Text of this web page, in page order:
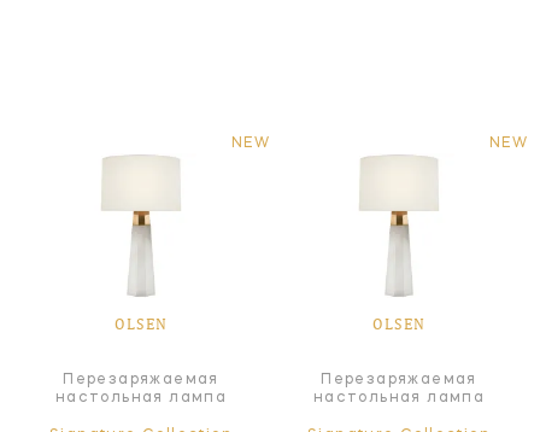
NEW
OLSEN
Перезаряжаемая
настольная лампа
NEW
OLSEN
Перезаряжаемая
настольная лампа